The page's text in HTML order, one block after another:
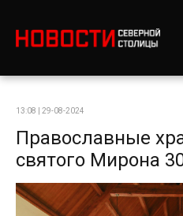
13:08 | 29-08-2024
Православные
святого Мирона